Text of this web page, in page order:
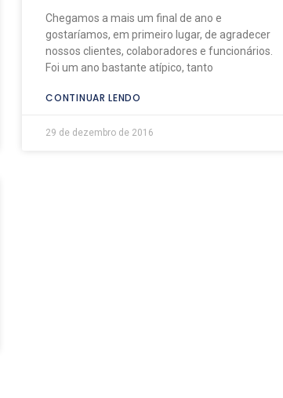
Chegamos a mais um final de ano e
gostaríamos, em primeiro lugar, de agradecer
nossos clientes, colaboradores e funcionários.
Foi um ano bastante atípico, tanto
CONTINUAR LENDO
29 de dezembro de 2016